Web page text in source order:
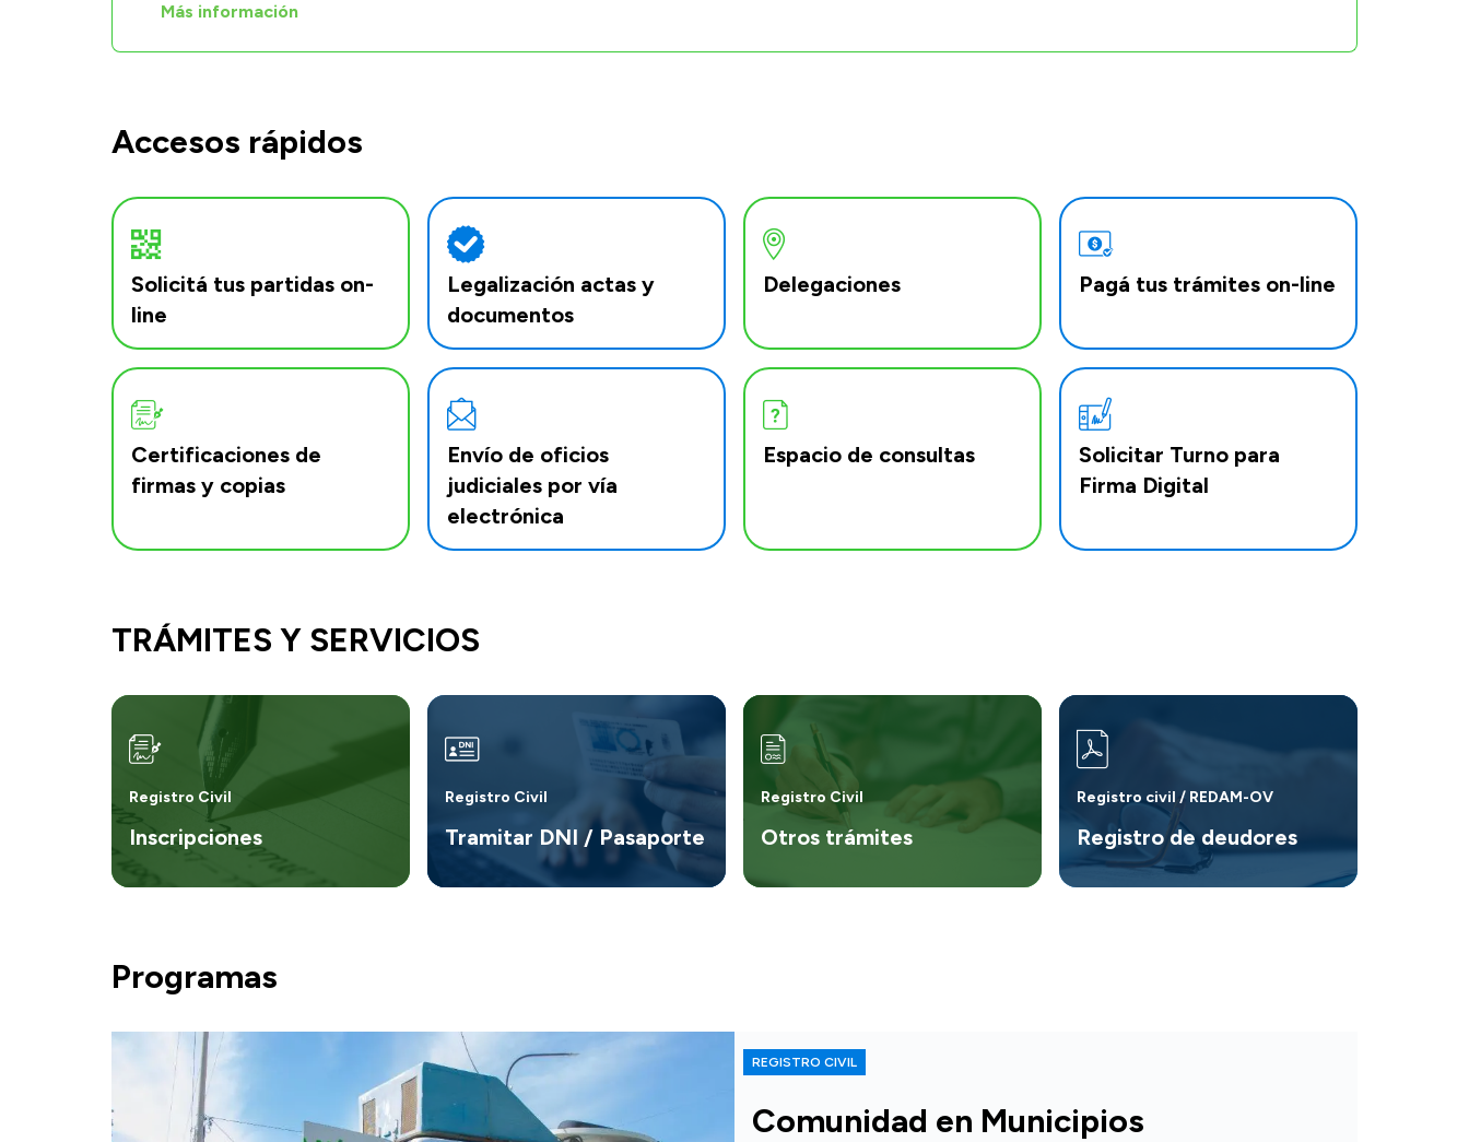
Más información
Accesos rápidos
Solicitá tus partidas on-
line
Legalización actas y
documentos
Delegaciones Pagá tus trámites on-line
Certificaciones de
firmas y copias
Envío de oficios
judiciales por vía
electrónica
Espacio de consultas
Solicitar Turno para
Firma Digital
TRÁMITES Y SERVICIOS
Inscripciones
Registro Civil
Tramitar DNI / Pasaporte
Registro Civil
Otros trámites
Registro Civil
Registro de deudores
Registro civil / REDAM-OV
Programas
Comunidad en Municipios
REGISTRO CIVIL